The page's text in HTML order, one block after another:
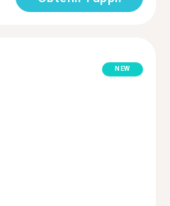
NEW